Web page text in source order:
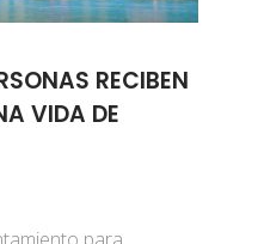
RECIBEN
VIDA DE